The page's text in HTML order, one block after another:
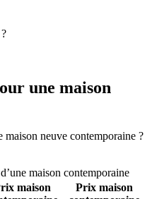
une maison
neuve contemporaine ?
maison contemporaine
maison
Prix maison